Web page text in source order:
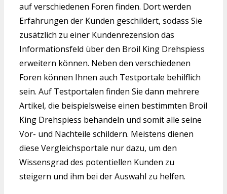
auf verschiedenen Foren finden. Dort werden
Erfahrungen der Kunden geschildert, sodass Sie
zusätzlich zu einer Kundenrezension das
Informationsfeld über den Broil King Drehspiess
erweitern können. Neben den verschiedenen
Foren können Ihnen auch Testportale behilflich
sein. Auf Testportalen finden Sie dann mehrere
Artikel, die beispielsweise einen bestimmten Broil
King Drehspiess behandeln und somit alle seine
Vor- und Nachteile schildern. Meistens dienen
diese Vergleichsportale nur dazu, um den
Wissensgrad des potentiellen Kunden zu
steigern und ihm bei der Auswahl zu helfen.